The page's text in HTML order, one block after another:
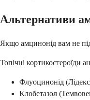
Альтернативи
Якщо амцинонід вам не
Топічні кортикостероїди
Флуоцинонід
Клобетазол